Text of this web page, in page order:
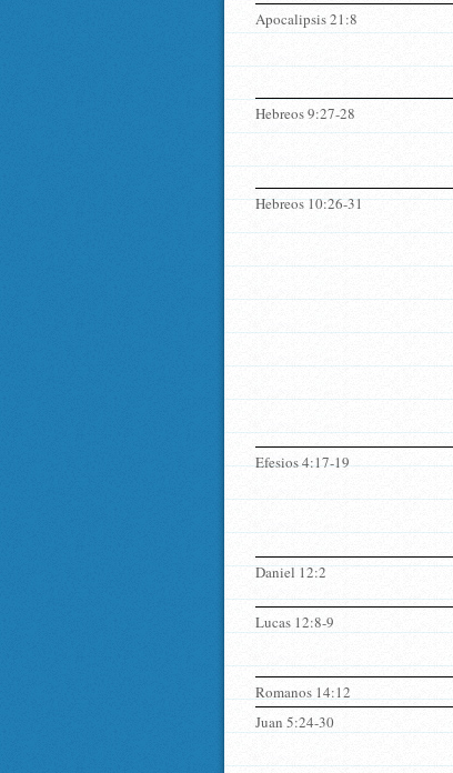
Apocalipsis 21:8
Hebreos 9:27-28
Hebreos 10:26-31
Efesios 4:17-19
Daniel 12:2
Lucas 12:8-9
Romanos 14:12
Juan 5:24-30